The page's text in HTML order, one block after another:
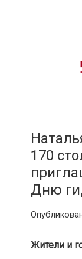
170
Дню
Жители и